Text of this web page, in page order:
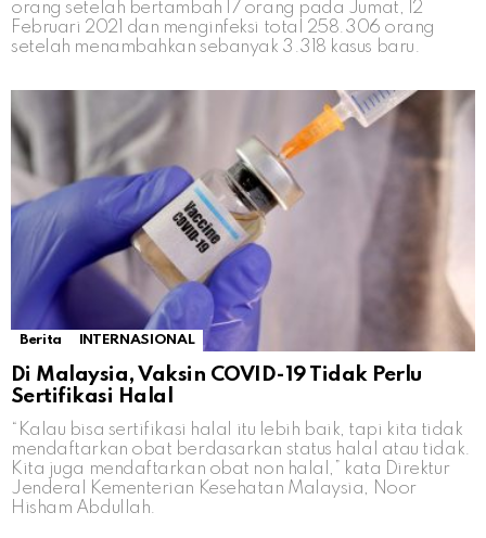
orang setelah bertambah 17 orang pada Jumat, 12
Februari 2021 dan menginfeksi total 258.306 orang
setelah menambahkan sebanyak 3.318 kasus baru.
Berita INTERNASIONAL
Di Malaysia, Vaksin COVID-19 Tidak Perlu
Sertifikasi Halal
“Kalau bisa sertifikasi halal itu lebih baik, tapi kita tidak
mendaftarkan obat berdasarkan status halal atau tidak.
Kita juga mendaftarkan obat non halal,” kata Direktur
Jenderal Kementerian Kesehatan Malaysia, Noor
Hisham Abdullah.